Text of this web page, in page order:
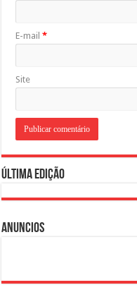
E-mail*
Site
Última Edição
Anuncios